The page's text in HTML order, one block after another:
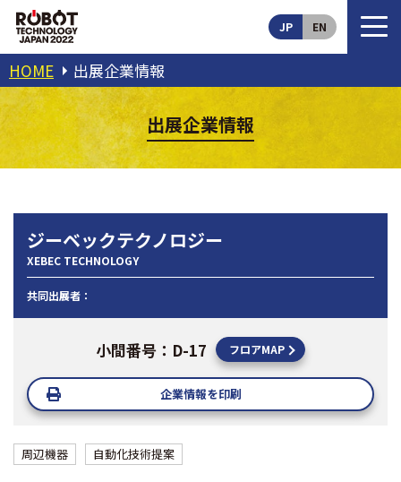
JP EN
HOME 出展企業情報
出展企業情報
ジーベックテクノロジー
XEBEC TECHNOLOGY
共同出展者：
小間番号：D-17 フロアMAP
企業情報を印刷
周辺機器 自動化技術提案